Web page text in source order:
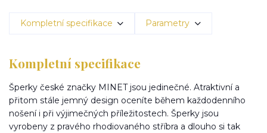
Kompletní specifikace Parametry
Kompletní specifikace
Šperky české značky MINET jsou jedinečné. Atraktivní a
přitom stále jemný design oceníte během každodenního
nošení i při výjimečných příležitostech. Šperky jsou
vyrobeny z pravého rhodiovaného stříbra a dlouho si tak